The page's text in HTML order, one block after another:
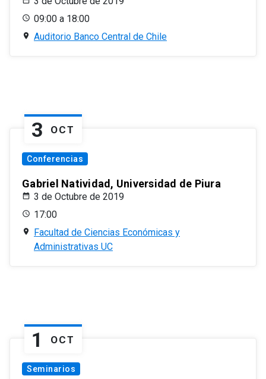
09:00 a 18:00
Auditorio Banco Central de Chile
3 OCT
Conferencias
Gabriel Natividad, Universidad de Piura
3 de Octubre de 2019
17:00
Facultad de Ciencias Económicas y
Administrativas UC
1 OCT
Seminarios